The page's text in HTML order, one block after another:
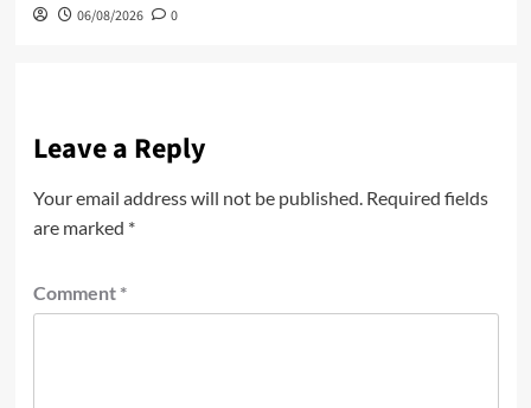
06/08/2026 0
Leave a Reply
Your email address will not be published. Required fields
are marked *
Comment *